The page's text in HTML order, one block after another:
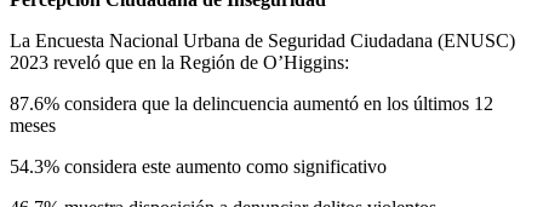
La Encuesta Nacional Urbana de Seguridad Ciudadana (ENUSC)
2023 reveló que en la Región de O’Higgins:
87.6% considera que la delincuencia aumentó en los últimos 12
meses
54.3% considera este aumento como significativo